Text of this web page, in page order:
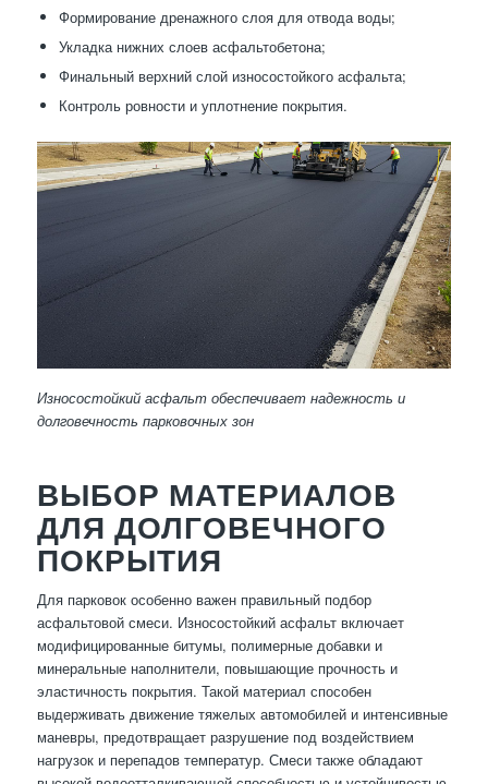
Формирование дренажного слоя для отвода воды;
Укладка нижних слоев асфальтобетона;
Финальный верхний слой износостойкого асфальта;
Контроль ровности и уплотнение покрытия.
Износостойкий асфальт обеспечивает надежность и
долговечность парковочных зон
ВЫБОР МАТЕРИАЛОВ
ДЛЯ ДОЛГОВЕЧНОГО
ПОКРЫТИЯ
Для парковок особенно важен правильный подбор
асфальтовой смеси. Износостойкий асфальт включает
модифицированные битумы, полимерные добавки и
минеральные наполнители, повышающие прочность и
эластичность покрытия. Такой материал способен
выдерживать движение тяжелых автомобилей и интенсивные
маневры, предотвращает разрушение под воздействием
нагрузок и перепадов температур. Смеси также обладают